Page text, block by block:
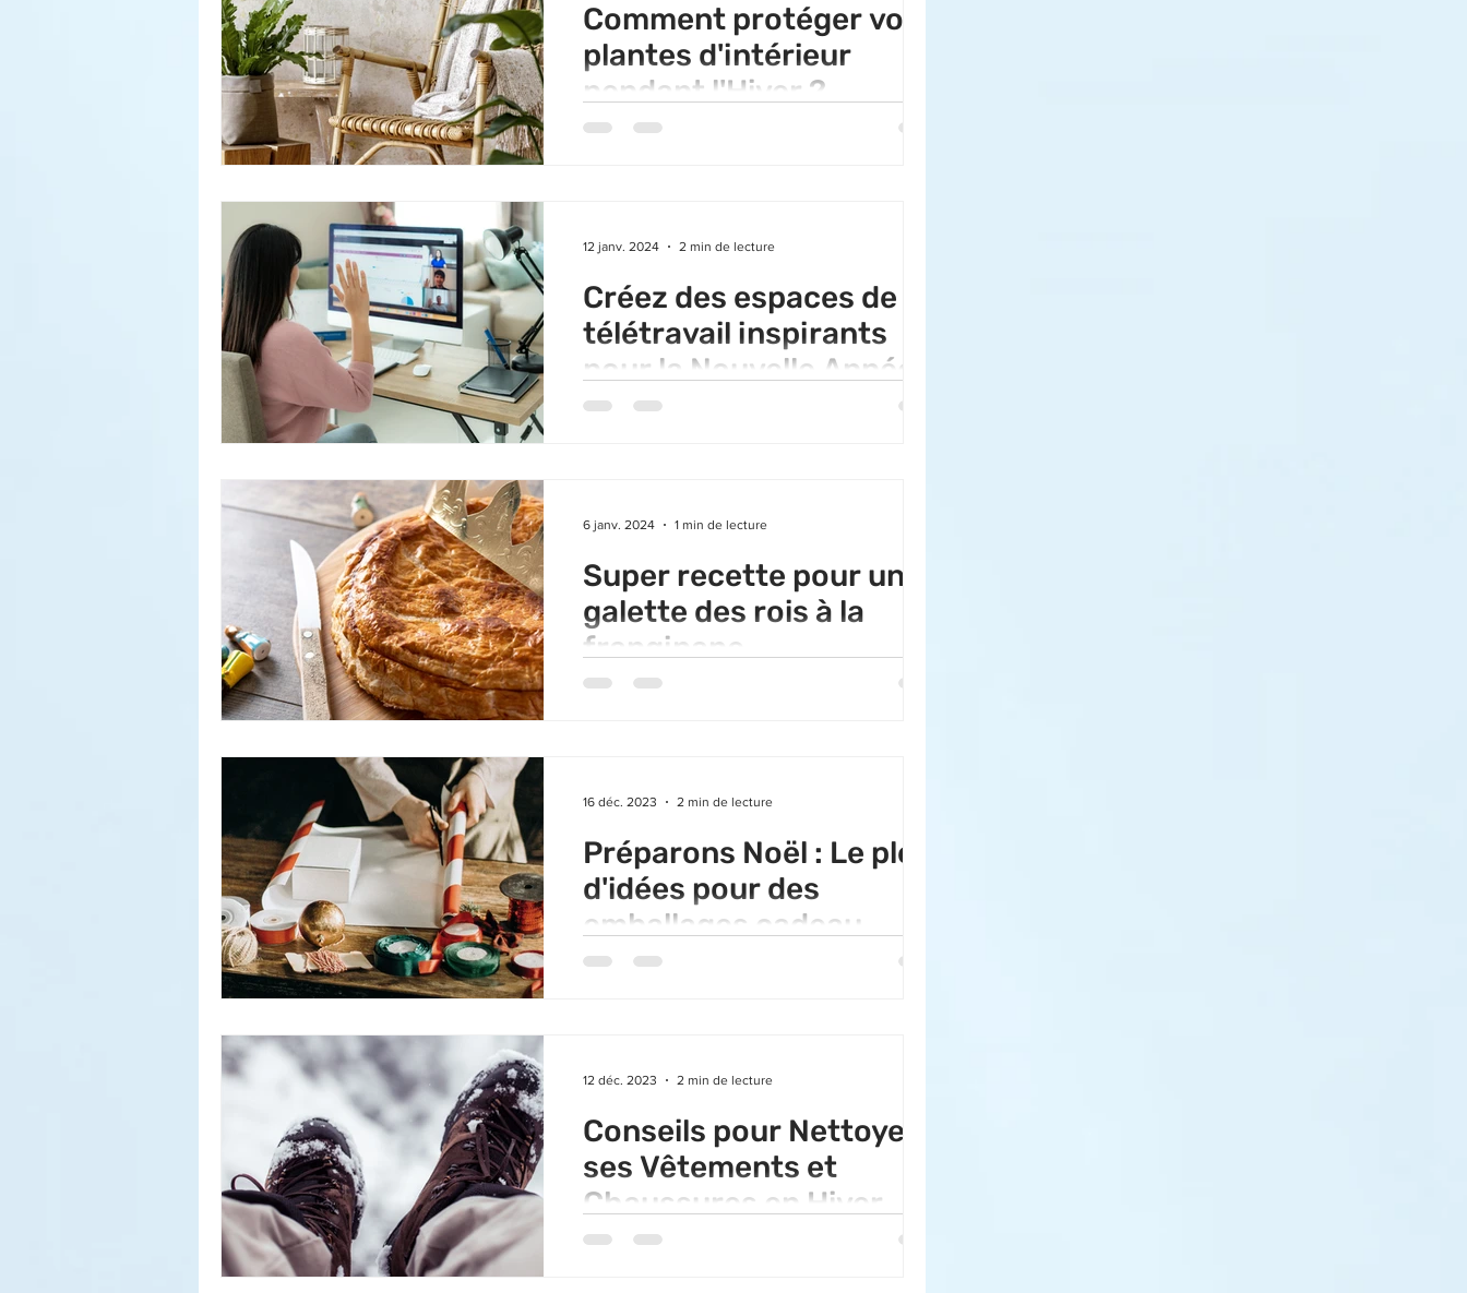
Comment protéger vos
plantes d'intérieur
pendant l'Hiver ?
Avec l'arrivée de l'hiver, le froid peut
Créez des espaces de
télétravail inspirants
pour la Nouvelle Année
Le début de la nouvelle année offre une
12 janv. 2024 2 min de lecture
Super recette pour une
galette des rois à la
frangipane
Même si elle est souvent associée à
6 janv. 2024 1 min de lecture
Préparons Noël : Le plein
d'idées pour des
emballages cadeau
originaux !
Chaque année, vous galérez pour emballer les
16 déc. 2023 2 min de lecture
Conseils pour Nettoyer
ses Vêtements et
Chaussures en Hiver
L'hiver apporte souvent son lot de défis, en
12 déc. 2023 2 min de lecture